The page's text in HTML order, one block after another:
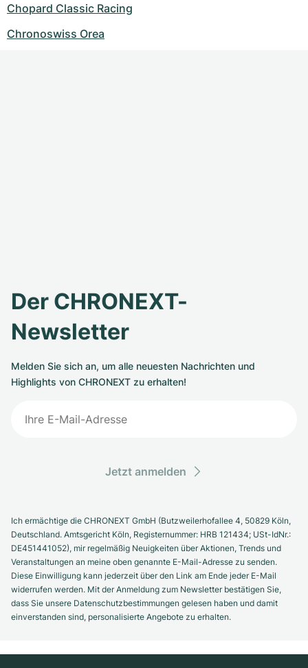
Chopard Classic Racing
Chronoswiss Orea
Der CHRONEXT-
Newsletter
Melden Sie sich an, um alle neuesten Nachrichten und
Highlights von CHRONEXT zu erhalten!
Jetzt anmelden
Ich ermächtige die CHRONEXT GmbH (Butzweilerhofallee 4, 50829 Köln,
Deutschland. Amtsgericht Köln, Registernummer: HRB 121434; USt-IdNr.:
DE451441052), mir regelmäßig Neuigkeiten über Aktionen, Trends und
Veranstaltungen an meine oben genannte E-Mail-Adresse zu senden.
Diese Einwilligung kann jederzeit über den Link am Ende jeder E-Mail
widerrufen werden. Mit der Anmeldung zum Newsletter bestätigen Sie,
dass Sie unsere Datenschutzbestimmungen gelesen haben und damit
einverstanden sind, personalisierte Angebote zu erhalten.